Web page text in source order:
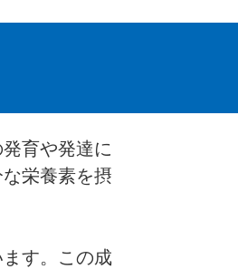
育や発達に
栄養素を摂
す。この成